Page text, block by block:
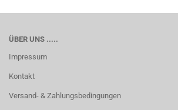
ÜBER UNS .....
Impressum
Kontakt
Versand- & Zahlungsbedingungen